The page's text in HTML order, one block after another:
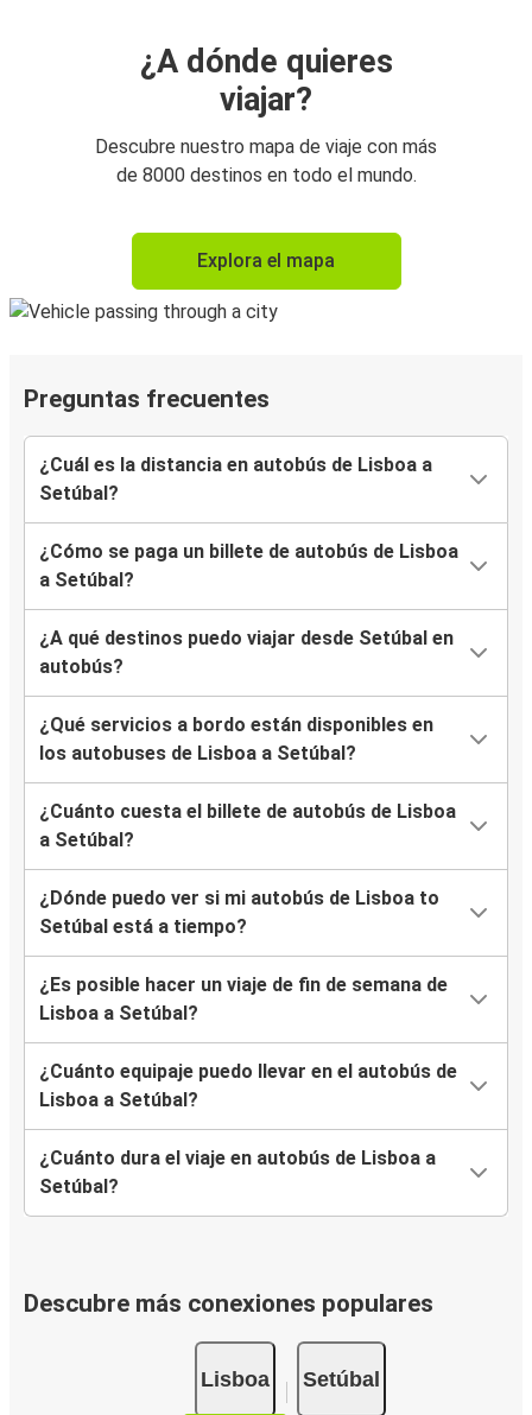
¿A dónde quieres
viajar?
Descubre nuestro mapa de viaje con más
de 8000 destinos en todo el mundo.
Explora el mapa
Preguntas frecuentes
¿Cuál es la distancia en autobús de Lisboa a
Setúbal?
¿Cómo se paga un billete de autobús de Lisboa
a Setúbal?
¿A qué destinos puedo viajar desde Setúbal en
autobús?
¿Qué servicios a bordo están disponibles en
los autobuses de Lisboa a Setúbal?
¿Cuánto cuesta el billete de autobús de Lisboa
a Setúbal?
¿Dónde puedo ver si mi autobús de Lisboa to
Setúbal está a tiempo?
¿Es posible hacer un viaje de fin de semana de
Lisboa a Setúbal?
¿Cuánto equipaje puedo llevar en el autobús de
Lisboa a Setúbal?
¿Cuánto dura el viaje en autobús de Lisboa a
Setúbal?
Descubre más conexiones populares
Lisboa Setúbal